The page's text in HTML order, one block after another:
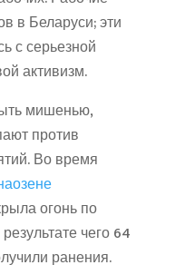
в Беларуси; эти
с серьезной
активизм.
мишенью,
против
Во время
огонь по
чего 64
ранения.